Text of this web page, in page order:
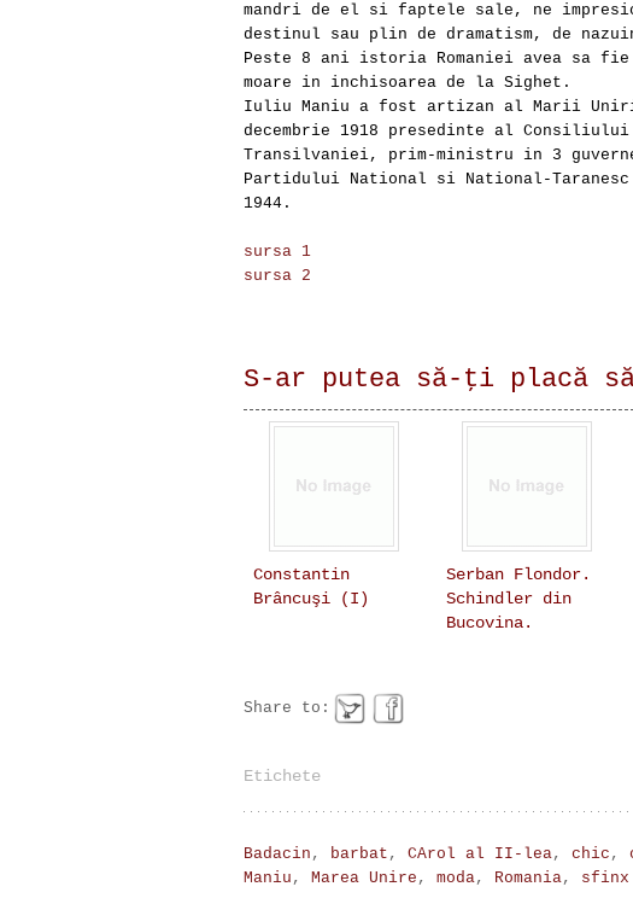
mandri de el si faptele sale, ne
destinul sau plin de dramatism, de
Peste 8 ani istoria Romaniei avea sa
moare in inchisoarea de la Sighet.
Iuliu Maniu a fost artizan al Marii Uniri
decembrie 1918 presedinte al
Transilvaniei, prim-ministru in 3
Partidului National si National-
1944.
sursa 1
sursa 2
S-ar putea să-ţi placă
Constantin
Brâncuşi (I)
Serban Flondor.
Schindler din
Bucovina.
Share to:
Etichete
Badacin , barbat , CArol al II-lea, chic ,
Maniu , Marea Unire , moda, Romania, sfinx